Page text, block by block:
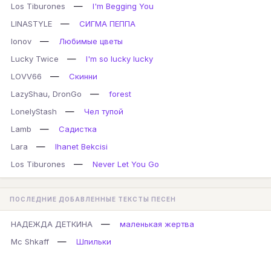
Los Tiburones —
I'm Begging You
LINASTYLE
—
СИГМА ПЕППА
lonov
—
Любимые цветы
Lucky Twice
—
I'm so lucky lucky
LOVV66
—
Скинни
LazyShau, DronGo
—
forest
LonelyStash
—
Чел тупой
Lamb
—
Садистка
Lara
—
Ihanet Bekcisi
Los Tiburones
— Never Let You Go
ПОСЛЕДНИЕ ДОБАВЛЕННЫЕ ТЕКСТЫ ПЕСЕН
НАДЕЖДА ДЕТКИНА —
маленькая жертва
Mc Shkaff
—
Шпильки